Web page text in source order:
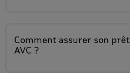
Comment assurer son prêt
AVC ?